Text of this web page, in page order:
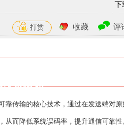
下
打赏 收藏 评
术概述
靠传输的核心技术，通过在发送端对
从而降低系统误码率，提升通信可靠